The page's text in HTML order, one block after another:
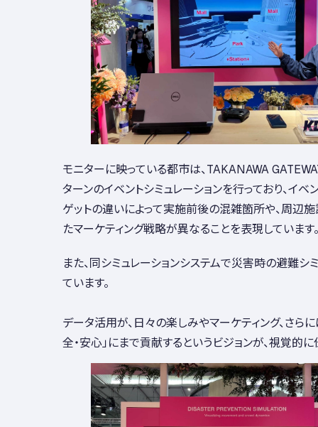
モニターに映っている都市は、TAKANAWA
ターンのイベントシミュレーションを行っており、イベ
ゲットの違いによって実施前後の混雑箇所や、周辺
たマーケティング戦略が異なることを表現しています
また、同シミュレーションシステムで災害時の避難シ
ています。
データ活用が、日々の楽しみやマーケティング、さら
全・安心」にまで貢献するというビジョンが、視覚的に